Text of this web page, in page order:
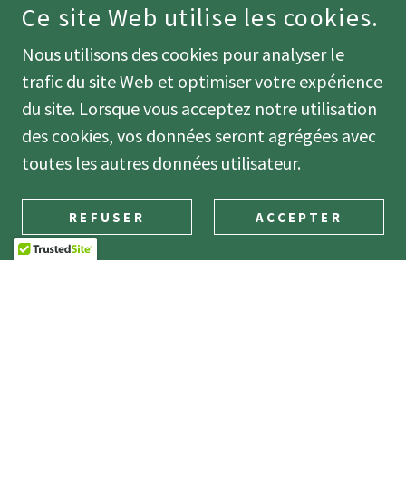
Ce site Web utilise les cookies.
Nous utilisons des cookies pour analyser le
trafic du site Web et optimiser votre expérience
du site. Lorsque vous acceptez notre utilisation
des cookies, vos données seront agrégées avec
toutes les autres données utilisateur.
REFUSER ACCEPTER